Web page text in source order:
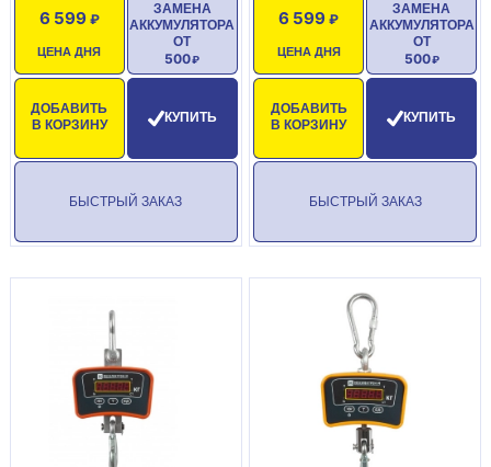
ЦЕНА ДНЯ
6 599
ДОБАВИТЬ
В КОРЗИНУ
ЗАМЕНА
АККУМУЛЯТОРА
ОТ
500
КУПИТЬ
БЫСТРЫЙ ЗАКАЗ
ЦЕНА ДНЯ
6 599
ДОБАВИТЬ
В КОРЗИНУ
ЗАМЕНА
АККУМУЛЯТОРА
ОТ
500
КУПИТЬ
БЫСТРЫЙ ЗАКАЗ